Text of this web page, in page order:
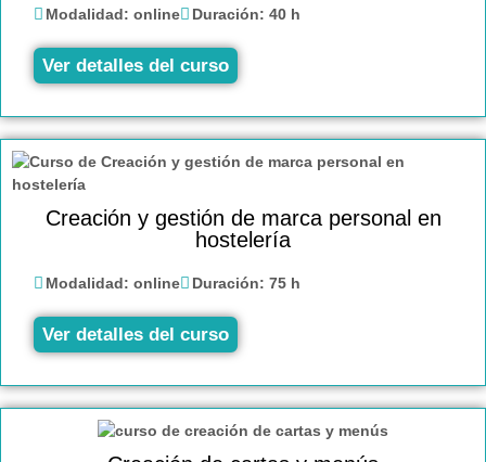
Modalidad: online Duración: 40 h
Ver detalles del curso
Creación y gestión de marca personal en
hostelería
Modalidad: online Duración: 75 h
Ver detalles del curso